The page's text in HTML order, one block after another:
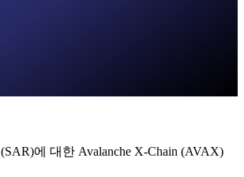
(SAR)에 대한 Avalanche X-Chain (AVAX)